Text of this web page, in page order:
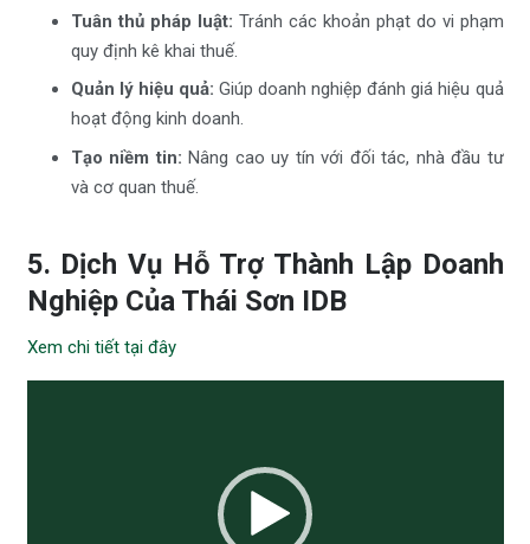
Tuân thủ pháp luật: Tránh các khoản phạt do vi phạm
quy định kê khai thuế.
Quản lý hiệu quả: Giúp doanh nghiệp đánh giá hiệu quả
hoạt động kinh doanh.
Tạo niềm tin: Nâng cao uy tín với đối tác, nhà đầu tư
và cơ quan thuế.
5. Dịch Vụ Hỗ Trợ Thành Lập Doanh
Nghiệp Của Thái Sơn IDB
Xem chi tiết tại đây